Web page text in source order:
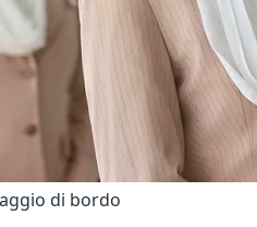
di bordo